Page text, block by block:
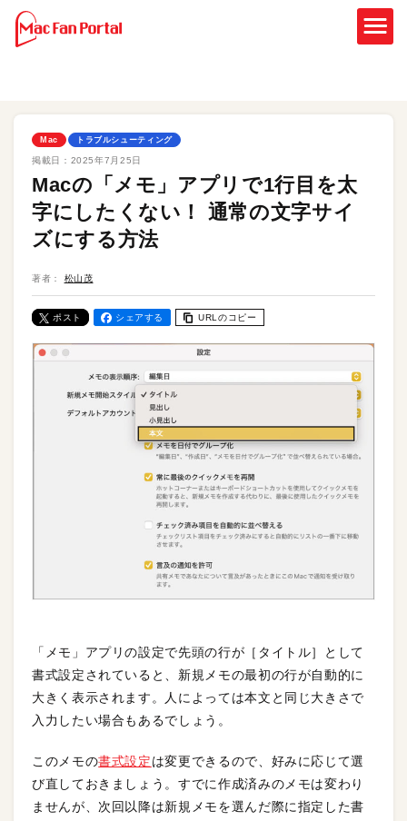
Mac トラブルシューティング
掲載日： 2025年7月25日
Macの「メモ」アプリで1行目を太
字にしたくない！ 通常の文字サイ
ズにする方法
著者： 松山茂
ポスト シェアする URLのコピー
「メモ」アプリの設定で先頭の行が［タイトル］として
書式設定されていると、新規メモの最初の行が自動的に
大きく表示されます。人によっては本文と同じ大きさで
入力したい場合もあるでしょう。
このメモの書式設定は変更できるので、好みに応じて選
び直しておきましょう。すでに作成済みのメモは変わり
ませんが、次回以降は新規メモを選んだ際に指定した書